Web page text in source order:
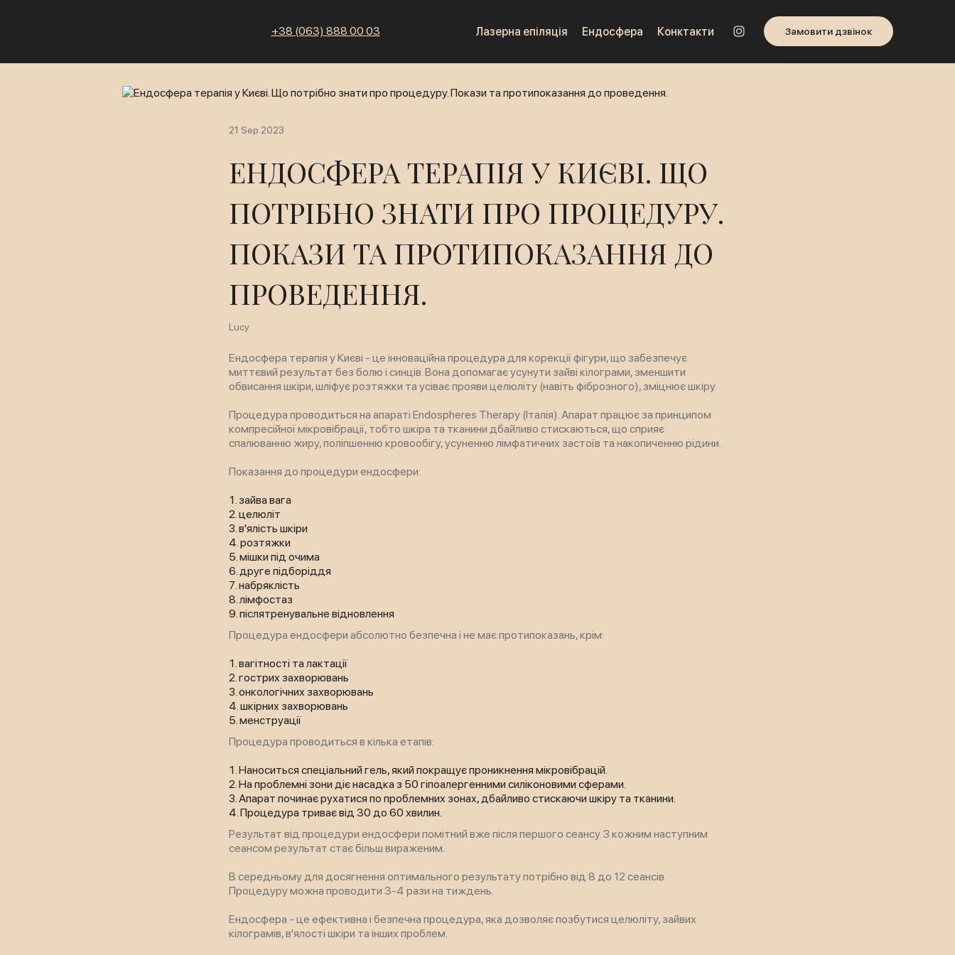
+38 (063) 888 00 03 Лазерна епіляція Ендосфера Конктакти Замовити дзвінок
21 Sep 2023
ЕНДОСФЕРА ТЕРАПІЯ У КИЄВІ. ЩО
ПОТРІБНО ЗНАТИ ПРО ПРОЦЕДУРУ.
ПОКАЗИ ТА ПРОТИПОКАЗАННЯ ДО
ПРОВЕДЕННЯ.
Lucy
Ендосфера терапія у Києві - це інноваційна процедура для корекції фігури, що забезпечує
миттєвий результат без болю і синців. Вона допомагає усунути зайві кілограми, зменшити
обвисання шкіри, шліфує розтяжки та усіває прояви целюліту (навіть фіброзного), зміцнює шкіру.
Процедура проводиться на апараті Endospheres Therapy (Італія). Апарат працює за принципом
компресійної мікровібрації, тобто шкіра та тканини дбайливо стискаються, що сприяє
спалюванню жиру, поліпшенню кровообігу, усуненню лімфатичних застоїв та накопиченню рідини.
Показання до процедури ендосфери:
зайва вага
целюліт
в'ялість шкіри
розтяжки
мішки під очима
друге підборіддя
набряклість
лімфостаз
післятренувальне відновлення
Процедура ендосфери абсолютно безпечна і не має протипоказань, крім:
вагітності та лактації
гострих захворювань
онкологічних захворювань
шкірних захворювань
менструації
Процедура проводиться в кілька етапів:
Наноситься спеціальний гель, який покращує проникнення мікровібрацій.
На проблемні зони діє насадка з 50 гіпоалергенними силіконовими сферами.
Апарат починає рухатися по проблемних зонах, дбайливо стискаючи шкіру та тканини.
Процедура триває від 30 до 60 хвилин.
Результат від процедури ендосфери помітний вже після першого сеансу. З кожним наступним
сеансом результат стає більш вираженим.
В середньому для досягнення оптимального результату потрібно від 8 до 12 сеансів.
Процедуру можна проводити 3-4 рази на тиждень.
Ендосфера - це ефективна і безпечна процедура, яка дозволяє позбутися целюліту, зайвих
кілограмів, в'ялості шкіри та інших проблем.